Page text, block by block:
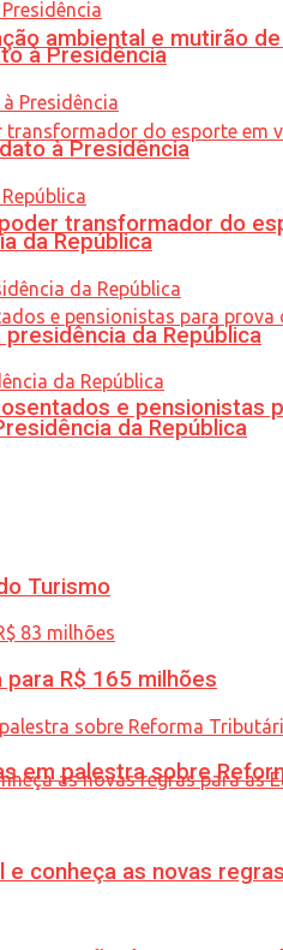
ambiental e mutirão
transformador do
e pensionistas
conheça as novas
à Presidência
à Presidência
da República
da República
da República
Turismo
R$ 165 milhões
em palestra sobre